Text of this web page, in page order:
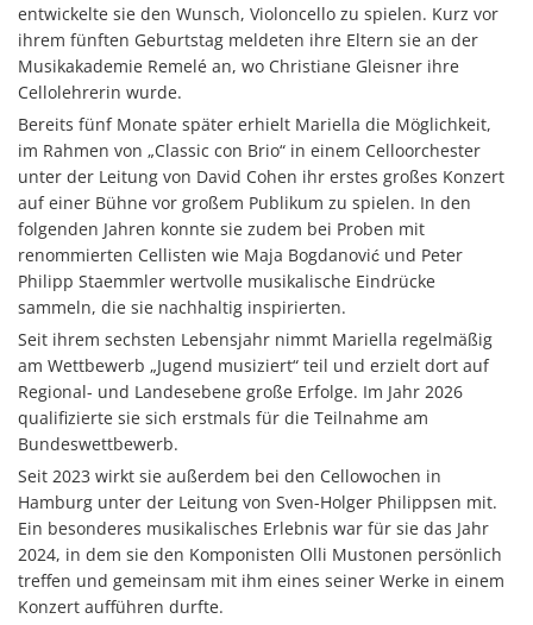
entwickelte sie den Wunsch, Violoncello zu spielen. Kurz vor
ihrem fünften Geburtstag meldeten ihre Eltern sie an der
Musikakademie Remelé an, wo Christiane Gleisner ihre
Cellolehrerin wurde.
Bereits fünf Monate später erhielt Mariella die Möglichkeit,
im Rahmen von „Classic con Brio“ in einem Celloorchester
unter der Leitung von David Cohen ihr erstes großes Konzert
auf einer Bühne vor großem Publikum zu spielen. In den
folgenden Jahren konnte sie zudem bei Proben mit
renommierten Cellisten wie Maja Bogdanović und Peter
Philipp Staemmler wertvolle musikalische Eindrücke
sammeln, die sie nachhaltig inspirierten.
Seit ihrem sechsten Lebensjahr nimmt Mariella regelmäßig
am Wettbewerb „Jugend musiziert“ teil und erzielt dort auf
Regional- und Landesebene große Erfolge. Im Jahr 2026
qualifizierte sie sich erstmals für die Teilnahme am
Bundeswettbewerb.
Seit 2023 wirkt sie außerdem bei den Cellowochen in
Hamburg unter der Leitung von Sven-Holger Philippsen mit.
Ein besonderes musikalisches Erlebnis war für sie das Jahr
2024, in dem sie den Komponisten Olli Mustonen persönlich
treffen und gemeinsam mit ihm eines seiner Werke in einem
Konzert aufführen durfte.